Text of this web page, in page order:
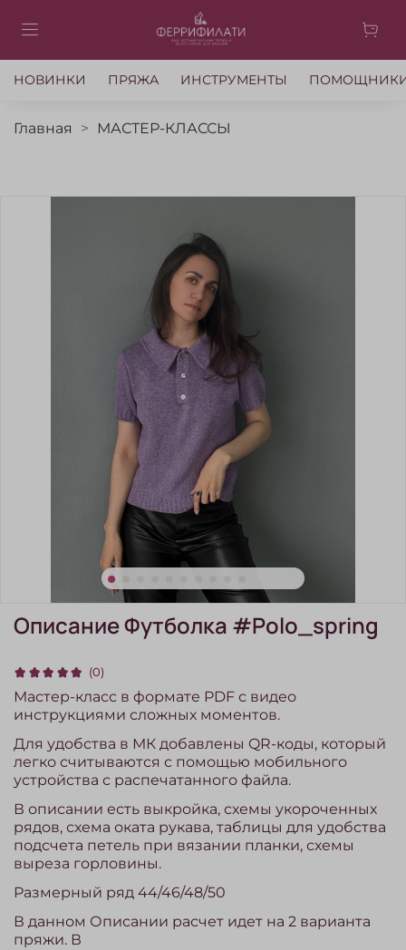
НОВИНКИ ПРЯЖА ИНСТРУМЕНТЫ
Главная МАСТЕР-КЛАССЫ
(0)
Описание Футболка #Polo_spring
Мастер-класс в формате PDF с видео
инструкциями сложных моментов.
Для удобства в МК добавлены QR-коды, который
легко считываются с помощью мобильного
устройства с распечатанного файла.
В описании есть выкройка, схемы укороченных
рядов, схема оката рукава, таблицы для удобства
подсчета петель при вязании планки, схемы
выреза горловины.
Размерный ряд 44/46/48/50
В данном Описании расчет идет на 2 варианта
пряжи. В